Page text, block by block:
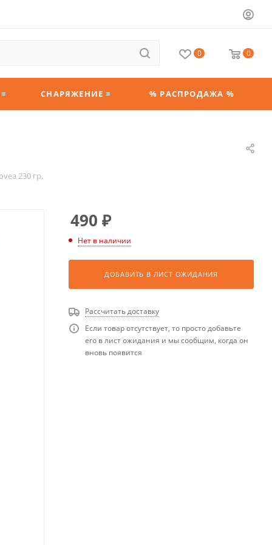
0 0
СНАРЯЖЕНИЕ ≡ % РАСПРОДАЖА %
230 гр.
490 ₽
Нет в наличии
ДОБАВИТЬ В ЛИСТ ОЖИДАНИЯ
Рассчитать доставку
Если товар отсутствует, то просто добавьте
его в лист ожидания и мы сообщим, когда он
вновь появится